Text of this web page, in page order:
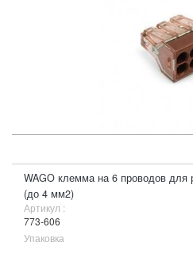
WAGO клемма на 6 проводов для
(до 4 мм2)
Артикул :
773-606
Упаковка